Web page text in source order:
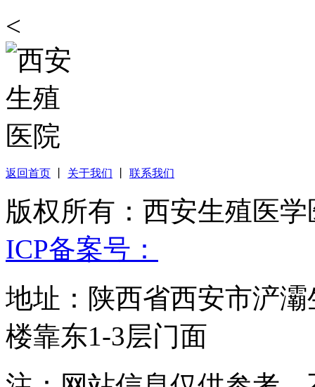
<
返回首页 关于我们 联系我们
版权所有：西安生殖医学
ICP备案号：
地址：陕西省西安市浐
楼靠东1-3层门面